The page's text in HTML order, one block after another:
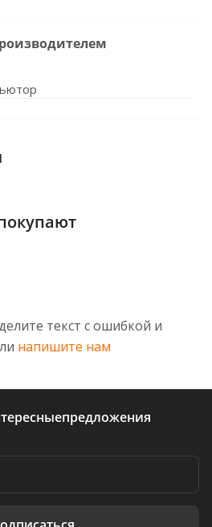
текст с ошибкой и
напишите нам
предложения